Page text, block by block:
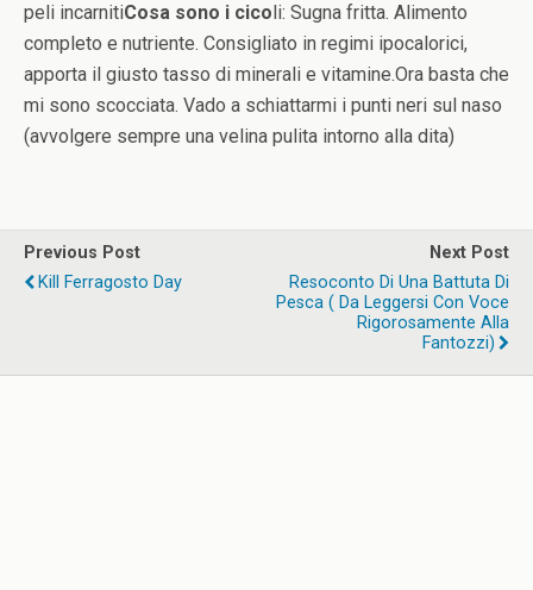
peli incarnitiCosa sono i cicoli: Sugna fritta. Alimento
completo e nutriente. Consigliato in regimi ipocalorici,
apporta il giusto tasso di minerali e vitamine.Ora basta che
mi sono scocciata. Vado a schiattarmi i punti neri sul naso
(avvolgere sempre una velina pulita intorno alla dita)
Previous Post
Kill Ferragosto Day
Next Post
Resoconto Di Una Battuta Di
Pesca ( Da Leggersi Con Voce
Rigorosamente Alla
Fantozzi)